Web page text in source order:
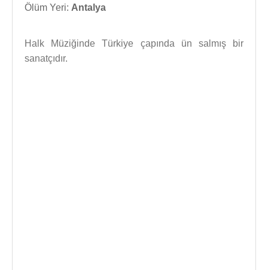
Ölüm Yeri: Antalya
Halk Müziğinde Türkiye çapında ün salmış bir
sanatçıdır.